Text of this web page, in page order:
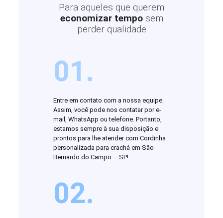
Para aqueles que querem
economizar tempo sem
perder qualidade
01.
Entre em contato com a nossa equipe.
Assim, você pode nos contatar por e-
mail, WhatsApp ou telefone. Portanto,
estamos sempre à sua disposição e
prontos para lhe atender com Cordinha
personalizada para crachá em São
Bernardo do Campo – SP!
02.